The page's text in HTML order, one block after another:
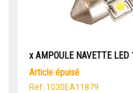
x AMPOULE NAVETTE
article épuisé
Réf: 1030EA11879